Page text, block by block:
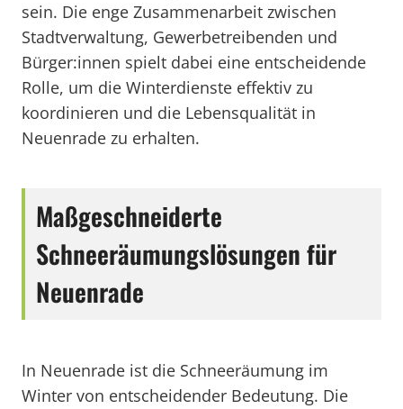
sein. Die enge Zusammenarbeit zwischen
Stadtverwaltung, Gewerbetreibenden und
Bürger:innen spielt dabei eine entscheidende
Rolle, um die Winterdienste effektiv zu
koordinieren und die Lebensqualität in
Neuenrade zu erhalten.
Maßgeschneiderte
Schneeräumungslösungen für
Neuenrade
In Neuenrade ist die Schneeräumung im
Winter von entscheidender Bedeutung. Die